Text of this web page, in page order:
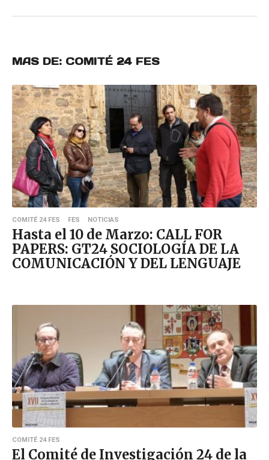
MAS DE: COMITÉ 24 FES
COMITÉ 24 FES FES NOTICIAS
Hasta el 10 de Marzo: CALL FOR
PAPERS: GT24 SOCIOLOGÍA DE LA
COMUNICACIÓN Y DEL LENGUAJE
COMITÉ 24 FES
El Comité de Investigación 24 de la